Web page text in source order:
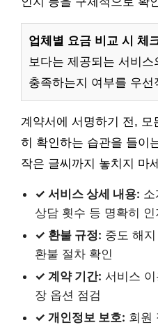
업체별 요금 비교 시 체
보다는 제공되는 서비
충족하는지 여부를 우
계약서에 서명하기 전,
히 확인하는 습관을 들이
작은 글씨까지 놓치지 마
✓ 서비스 상세 내용:
상담 횟수 등 명확히 인
✓ 환불 규정: 중도 해
환불 절차 확인
✓ 계약 기간: 서비스
장 옵션 점검
✓ 개인정보 보호: 회원